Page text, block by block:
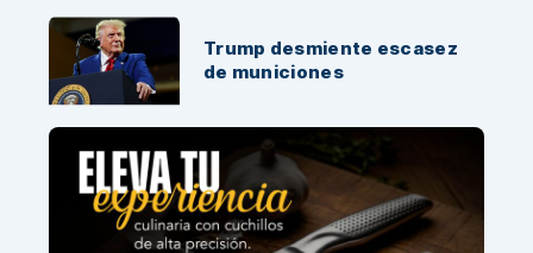
Trump desmiente escasez
de municiones